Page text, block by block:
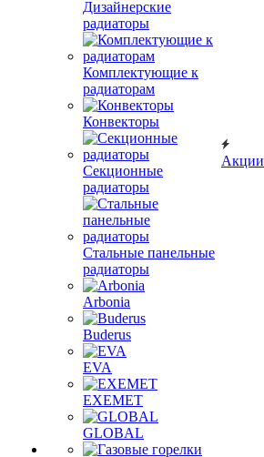
Дизайнерские
радиаторы
Комплектующие к
радиаторам
Конвекторы
Секционные
радиаторы
Стальные панельные
радиаторы
Arbonia
Buderus
EVA
EXEMET
GLOBAL
Акции